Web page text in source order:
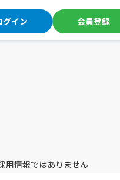
グイン 会員登録
用情報ではありません